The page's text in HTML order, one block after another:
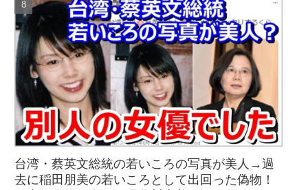
台湾・蔡英文総統の若いころの写真が美人→過
去に稲田朋美の若いころとして出回った偽物！